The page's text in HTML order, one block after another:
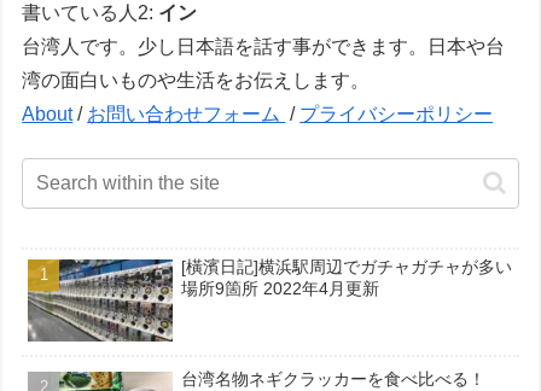
書いている人2: イン
台湾人です。少し日本語を話す事ができます。日本や台
湾の面白いものや生活をお伝えします。
About/ お問い合わせフォーム / プライバシーポリシー
[橫濱日記]横浜駅周辺でガチャガチャが多い
場所9箇所 2022年4月更新
台湾名物ネギクラッカーを食べ比べる！